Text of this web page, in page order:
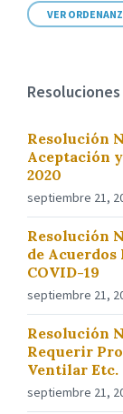
VER
Resolución
Aceptación
2020
septiembre 21,
Resolución
de Acuerdos
COVID-19
septiembre 21,
Resolución
Requerir
Ventilar Etc.
septiembre 21,